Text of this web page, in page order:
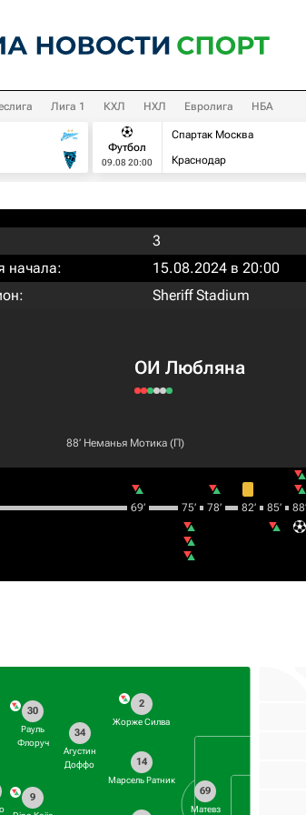
Лига 1 КХЛ НХЛ Евролига НБА
Футбол
09.08 20:00
Спартак Москва
Краснодар
3
начала:
15.08.2024 в 20:00
Sheriff Stadium
ОИ Любляна
88‎’‎ Неманья Мотика (П)
69‎’‎ 75‎’‎ 78‎’‎ 82‎’‎ 85‎’‎ 88‎’‎
69
Матевз
2
Жорже Силва
14
Марсель Ратник
34
Агустин
Доффо
30
Рауль
Флоруч
9